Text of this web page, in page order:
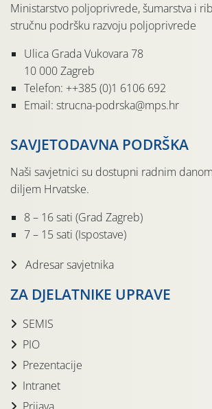
Ministarstvo poljoprivrede, šumarstva i
stručnu podršku razvoju poljoprivrede
Ulica Grada Vukovara 78
10 000 Zagreb
Telefon: ++385 (0)1 6106 692
Email: strucna-podrska@mps.hr
SAVJETODAVNA PODRŠKA
Naši savjetnici su dostupni radnim
diljem Hrvatske.
8 – 16 sati (Grad Zagreb)
7 – 15 sati (Ispostave)
Adresar savjetnika
ZA DJELATNIKE UPRAVE
SEMIS
PIO
Prezentacije
Intranet